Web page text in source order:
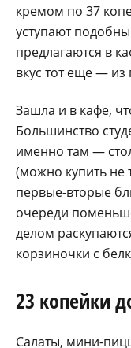
кремом по 37
уступают
предлагаются в
вкус тот еще —
Зашла и в кафе,
Большинство
именно там —
(можно купить не
первые-вторые
очереди
делом
корзиночки с
23 копейки
Салаты, мини-